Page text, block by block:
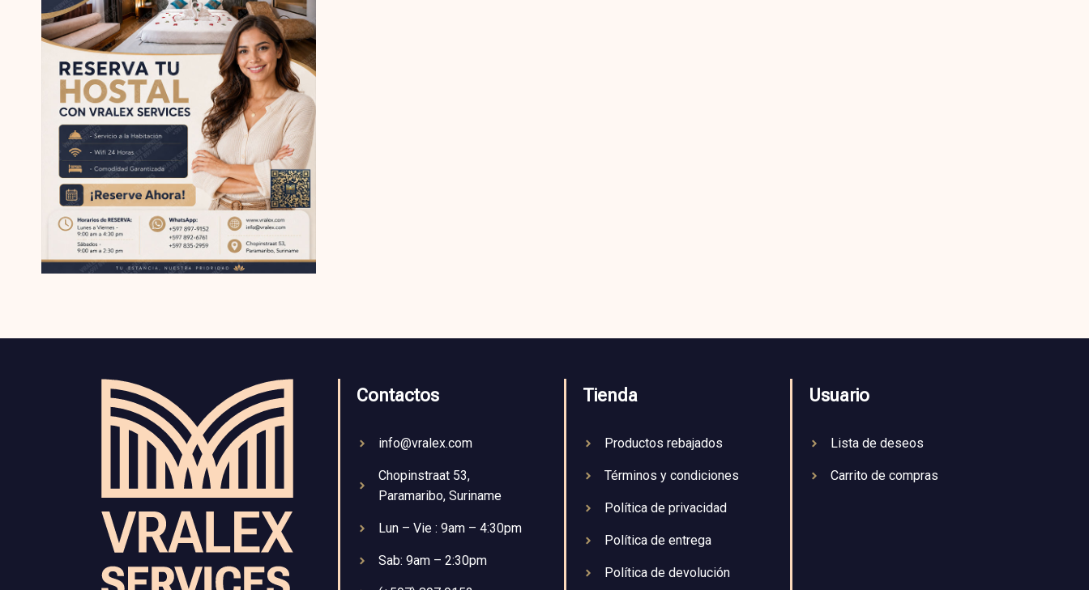
Contactos
info@vralex.com
Chopinstraat 53,
Paramaribo, Suriname
Lun – Vie : 9am – 4:30pm
Sab: 9am – 2:30pm
Tienda
Productos rebajados
Términos y condiciones
Política de privacidad
Política de entrega
Política de devolución
Usuario
Lista de deseos
Carrito de compras